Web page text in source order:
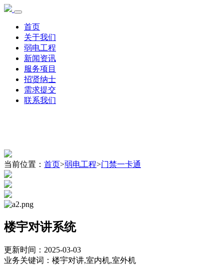
首页
关于我们
弱电工程
新闻资讯
服务项目
招贤纳士
需求提交
联系我们
当前位置： 首页>弱电工程>门禁一卡通
楼宇对讲系统
更新时间：2025-03-03
业务关键词：楼宇对讲,室内机,室外机